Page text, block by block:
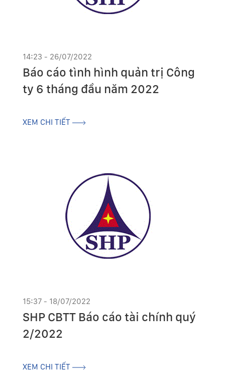
14:23 - 26/07/2022
Báo cáo tình hình quản trị Công
ty 6 tháng đầu năm 2022
XEM CHI TIẾT
15:37 - 18/07/2022
SHP CBTT Báo cáo tài chính quý
2/2022
XEM CHI TIẾT